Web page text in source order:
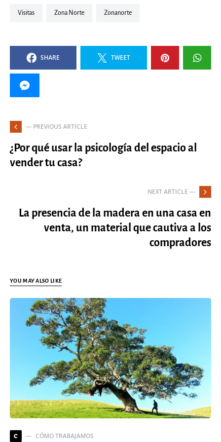
Visitas Zona Norte zonanorte
SHARE TWEET
— PREVIOUS ARTICLE
¿Por qué usar la psicología del espacio al
vender tu casa?
NEXT ARTICLE —
La presencia de la madera en una casa en
venta, un material que cautiva a los
compradores
YOU MAY ALSO LIKE
C CÓMO TRABAJAMOS